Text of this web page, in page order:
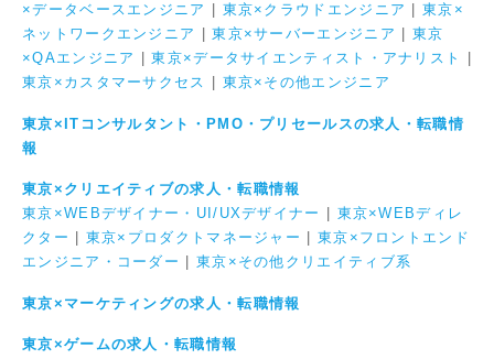
×データベースエンジニア
東京×クラウドエンジニア |東京×
ネットワークエンジニア
|東京×サーバーエンジニア
東京
×QAエンジニア
|東京×データサイエンティスト・アナリスト
東京×カスタマーサクセス
東京×その他エンジニア
東京×ITコンサルタント・PMO・プリセールスの求人・転職情
報
東京×クリエイティブの求人・転職情報
東京×WEBデザイナー・UI/UXデザイナー
東京×WEBディレ
クター
東京×プロダクトマネージャー
東京×フロントエンド
エンジニア・コーダー
東京×その他クリエイティブ系
東京×マーケティングの求人・転職情報
東京×ゲームの求人・転職情報